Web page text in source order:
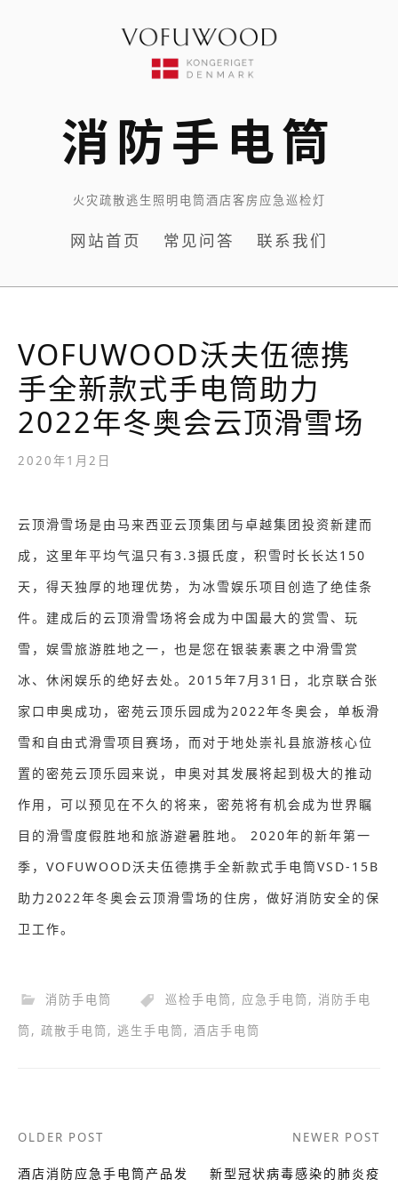
消防手电筒
火灾疏散逃生照明电筒酒店客房应急巡检灯
网站首页 常见问答 联系我们
VOFUWOOD沃夫伍德携
手全新款式手电筒助力
2022年冬奥会云顶滑雪场
2020年1月2日
云顶滑雪场是由马来西亚云顶集团与卓越集团投资新建而
成，这里年平均气温只有3.3摄氏度，积雪时长长达150
天，得天独厚的地理优势，为冰雪娱乐项目创造了绝佳条
件。建成后的云顶滑雪场将会成为中国最大的赏雪、玩
雪，娱雪旅游胜地之一，也是您在银装素裹之中滑雪赏
冰、休闲娱乐的绝好去处。2015年7月31日，北京联合张
家口申奥成功，密苑云顶乐园成为2022年冬奥会，单板滑
雪和自由式滑雪项目赛场，而对于地处崇礼县旅游核心位
置的密苑云顶乐园来说，申奥对其发展将起到极大的推动
作用，可以预见在不久的将来，密苑将有机会成为世界瞩
目的滑雪度假胜地和旅游避暑胜地。 2020年的新年第一
季，VOFUWOOD沃夫伍德携手全新款式手电筒VSD-15B
助力2022年冬奥会云顶滑雪场的住房，做好消防安全的保
卫工作。
消防手电筒 巡检手电筒, 应急手电筒, 消防手电
筒, 疏散手电筒, 逃生手电筒, 酒店手电筒
Post
navigation
OLDER POST
酒店消防应急手电筒产品发
NEWER POST
新型冠状病毒感染的肺炎疫